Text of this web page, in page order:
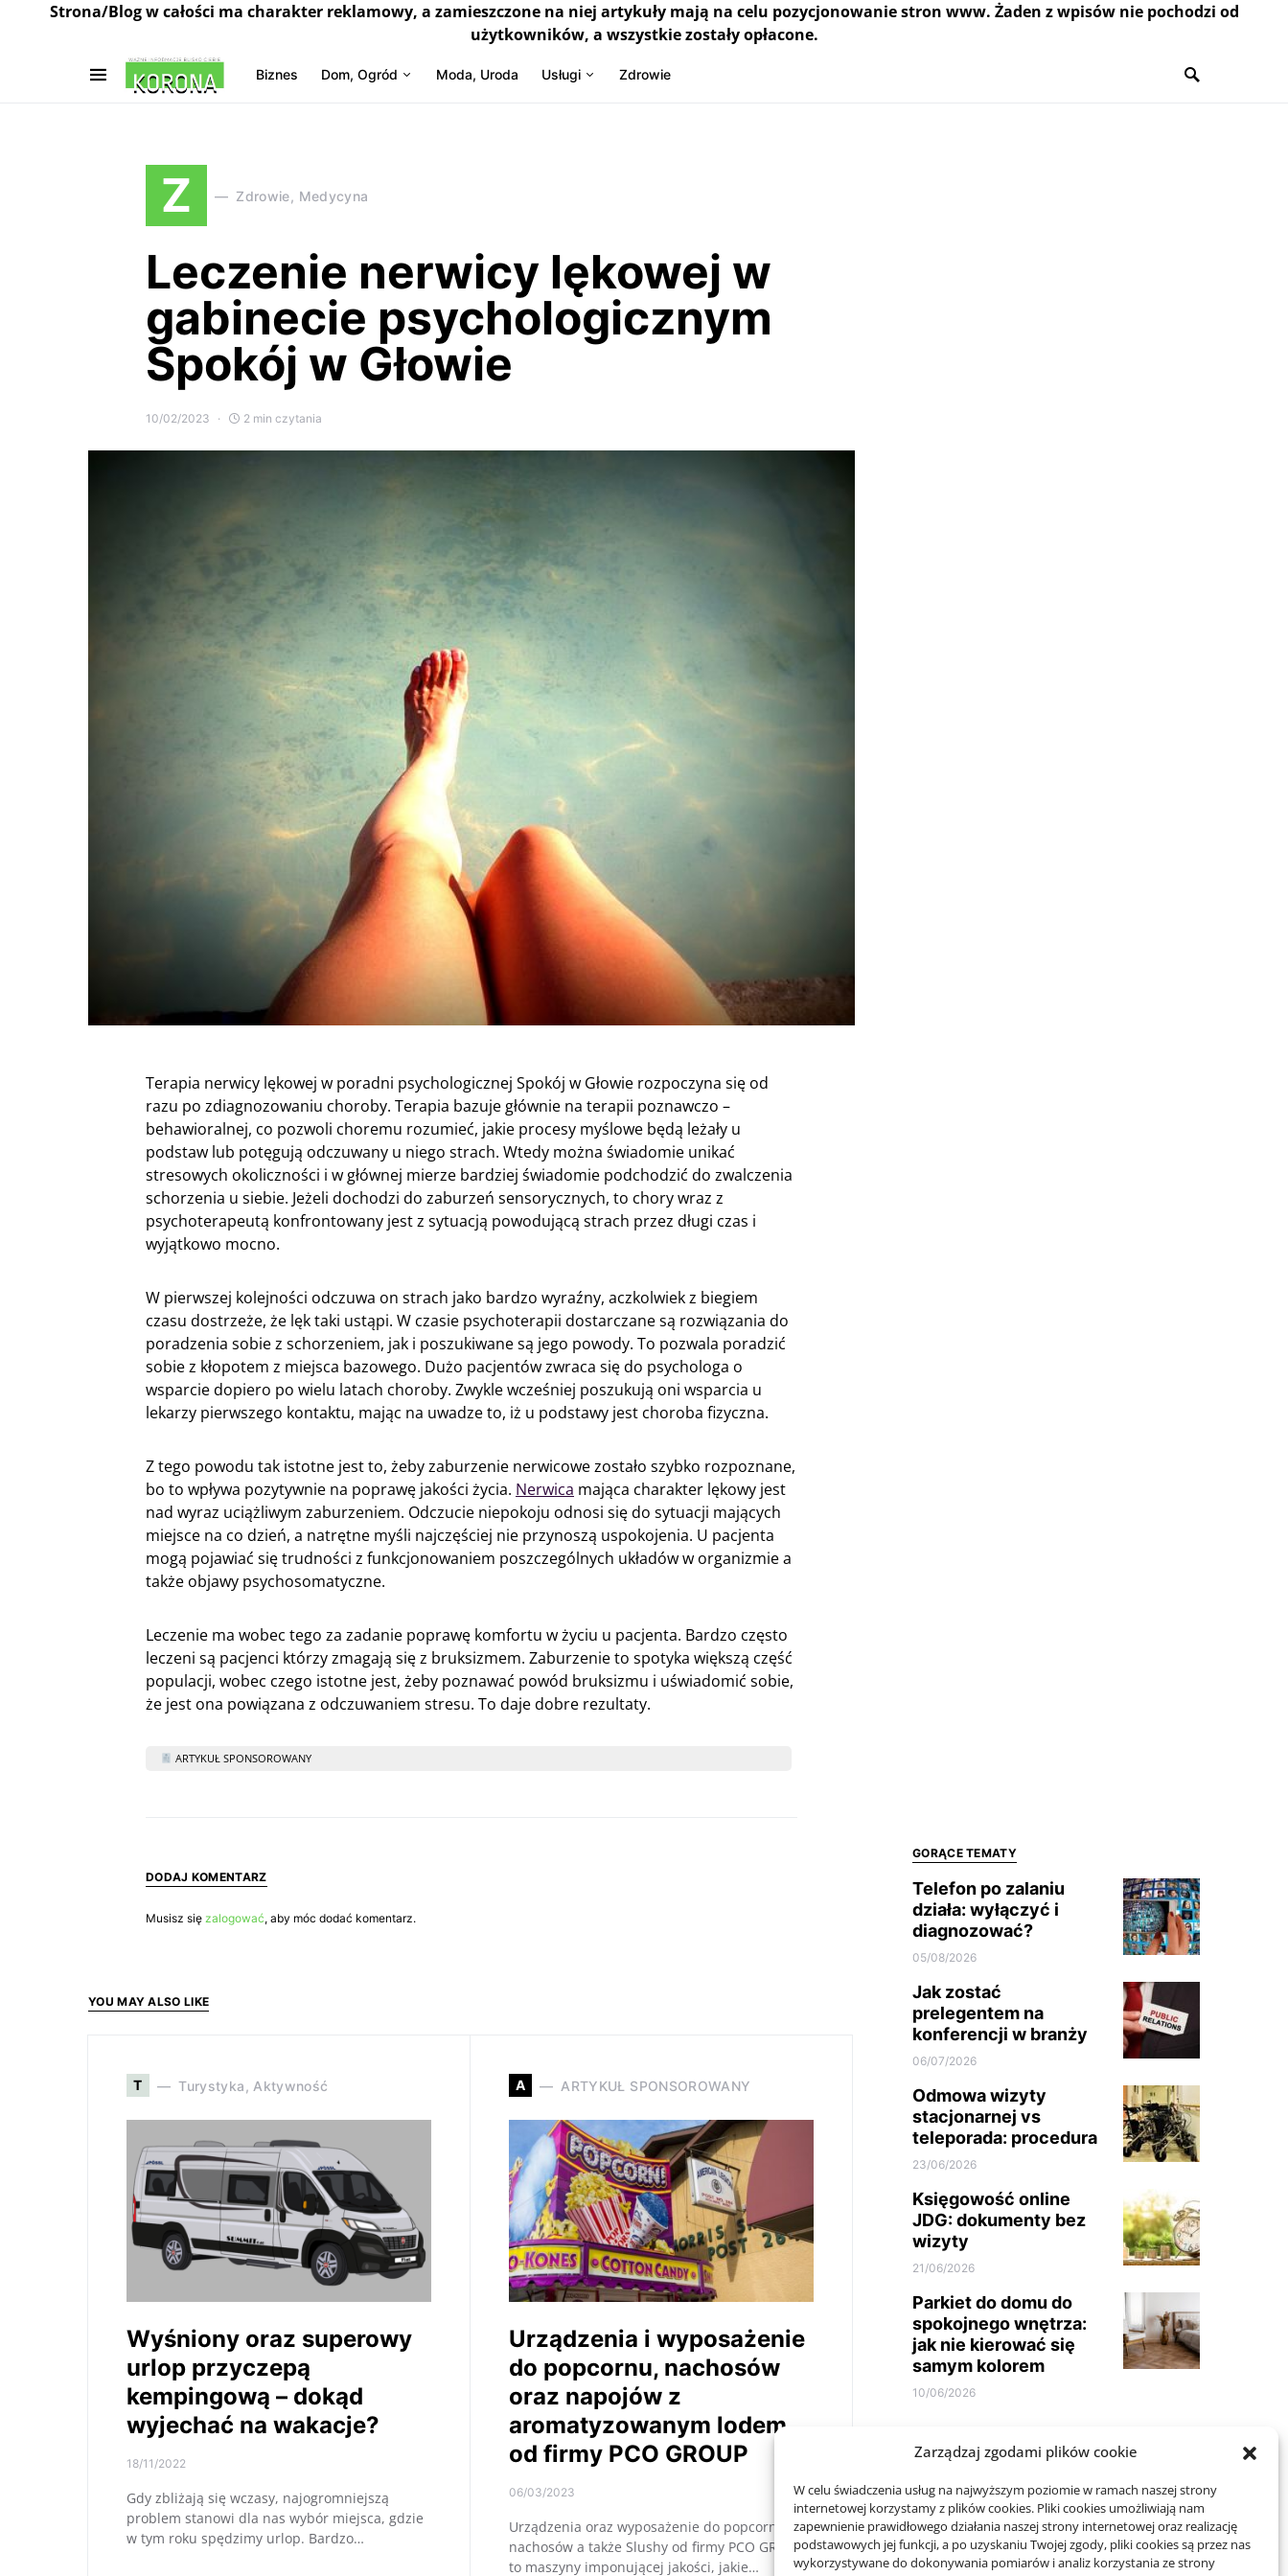
Zarządzaj zgodami plików cookie
W celu świadczenia usług na najwyższym poziomie w ramach naszej strony
internetowej korzystamy z plików cookies. Pliki cookies umożliwiają nam
zapewnienie prawidłowego działania naszej strony internetowej oraz realizację
podstawowych jej funkcji, a po uzyskaniu Twojej zgody, pliki cookies są przez nas
wykorzystywane do dokonywania pomiarów i analiz korzystania ze strony
Strona/Blog w całości ma charakter reklamowy, a zamieszczone na niej artykuły mają na celu pozycjonowanie stron www. Żaden z wpisów nie pochodzi od
użytkowników, a wszystkie zostały opłacone.
Biznes Dom, Ogród Moda, Uroda Usługi Zdrowie
Z Zdrowie, Medycyna
Leczenie nerwicy lękowej w
gabinecie psychologicznym
Spokój w Głowie
10/02/2023 2 min czytania
Terapia nerwicy lękowej w poradni psychologicznej Spokój w Głowie rozpoczyna się od
razu po zdiagnozowaniu choroby. Terapia bazuje głównie na terapii poznawczo –
behawioralnej, co pozwoli choremu rozumieć, jakie procesy myślowe będą leżały u
podstaw lub potęgują odczuwany u niego strach. Wtedy można świadomie unikać
stresowych okoliczności i w głównej mierze bardziej świadomie podchodzić do zwalczenia
schorzenia u siebie. Jeżeli dochodzi do zaburzeń sensorycznych, to chory wraz z
psychoterapeutą konfrontowany jest z sytuacją powodującą strach przez długi czas i
wyjątkowo mocno.
W pierwszej kolejności odczuwa on strach jako bardzo wyraźny, aczkolwiek z biegiem
czasu dostrzeże, że lęk taki ustąpi. W czasie psychoterapii dostarczane są rozwiązania do
poradzenia sobie z schorzeniem, jak i poszukiwane są jego powody. To pozwala poradzić
sobie z kłopotem z miejsca bazowego. Dużo pacjentów zwraca się do psychologa o
wsparcie dopiero po wielu latach choroby. Zwykle wcześniej poszukują oni wsparcia u
lekarzy pierwszego kontaktu, mając na uwadze to, iż u podstawy jest choroba fizyczna.
Z tego powodu tak istotne jest to, żeby zaburzenie nerwicowe zostało szybko rozpoznane,
bo to wpływa pozytywnie na poprawę jakości życia. Nerwica mająca charakter lękowy jest
nad wyraz uciążliwym zaburzeniem. Odczucie niepokoju odnosi się do sytuacji mających
miejsce na co dzień, a natrętne myśli najczęściej nie przynoszą uspokojenia. U pacjenta
mogą pojawiać się trudności z funkcjonowaniem poszczególnych układów w organizmie a
także objawy psychosomatyczne.
Leczenie ma wobec tego za zadanie poprawę komfortu w życiu u pacjenta. Bardzo często
leczeni są pacjenci którzy zmagają się z bruksizmem. Zaburzenie to spotyka większą część
populacji, wobec czego istotne jest, żeby poznawać powód bruksizmu i uświadomić sobie,
że jest ona powiązana z odczuwaniem stresu. To daje dobre rezultaty.
ARTYKUŁ SPONSOROWANY
DODAJ KOMENTARZ
Musisz się zalogować, aby móc dodać komentarz.
YOU MAY ALSO LIKE
T Turystyka, Aktywność
Wyśniony oraz superowy
urlop przyczepą
kempingową – dokąd
wyjechać na wakacje?
18/11/2022
Gdy zbliżają się wczasy, najogromniejszą
problem stanowi dla nas wybór miejsca, gdzie
w tym roku spędzimy urlop. Bardzo…
A ARTYKUŁ SPONSOROWANY
Urządzenia i wyposażenie
do popcornu, nachosów
oraz napojów z
aromatyzowanym lodem
od firmy PCO GROUP
06/03/2023
Urządzenia oraz wyposażenie do popcornu,
nachosów a także Slushy od firmy PCO GROUP
to maszyny imponującej jakości, jakie…
GORĄCE TEMATY
Telefon po zalaniu
działa: wyłączyć i
diagnozować?
05/08/2026
Jak zostać
prelegentem na
konferencji w branży
06/07/2026
Odmowa wizyty
stacjonarnej vs
teleporada: procedura
23/06/2026
Księgowość online
JDG: dokumenty bez
wizyty
21/06/2026
Parkiet do domu do
spokojnego wnętrza:
jak nie kierować się
samym kolorem
10/06/2026
Projekty domów Rzeszów